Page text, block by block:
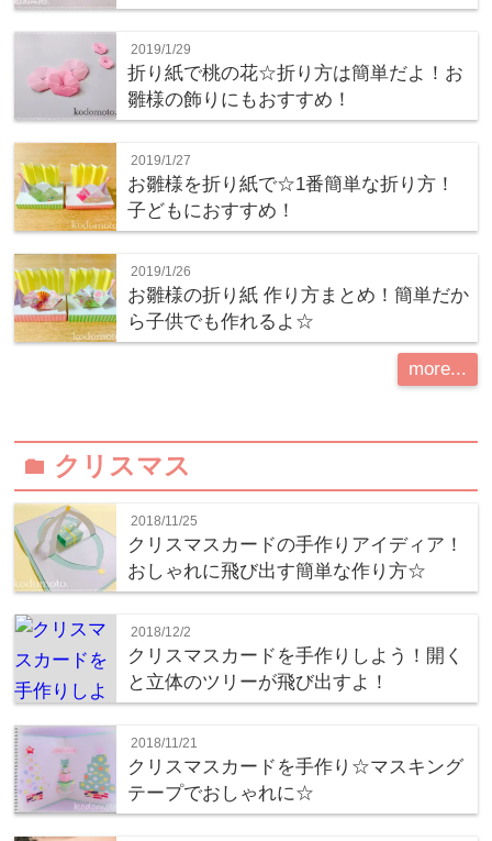
2019/1/29
折り紙で桃の花☆折り方は簡単だよ！お
雛様の飾りにもおすすめ！
2019/1/27
お雛様を折り紙で☆1番簡単な折り方！
子どもにおすすめ！
2019/1/26
お雛様の折り紙 作り方まとめ！簡単だか
ら子供でも作れるよ☆
more...
folder クリスマス
2018/11/25
クリスマスカードの手作りアイディア！
おしゃれに飛び出す簡単な作り方☆
2018/12/2
クリスマスカードを手作りしよう！開く
と立体のツリーが飛び出すよ！
2018/11/21
クリスマスカードを手作り☆マスキング
テープでおしゃれに☆